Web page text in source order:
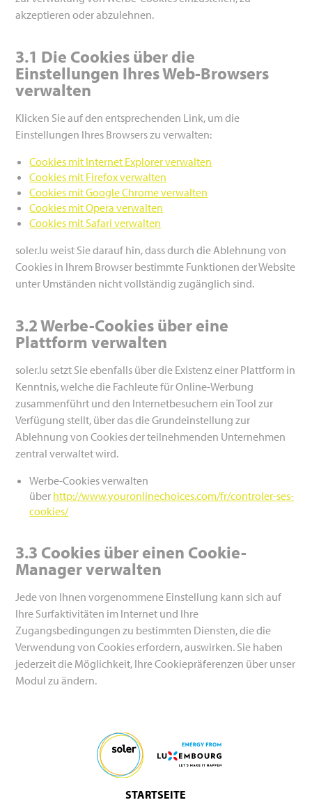
akzeptieren oder abzulehnen.
3.1 Die Cookies über die
Einstellungen Ihres Web-Browsers
verwalten
Klicken Sie auf den entsprechenden Link, um die
Einstellungen Ihres Browsers zu verwalten:
Cookies mit Internet Explorer verwalten
Cookies mit Firefox verwalten
Cookies mit Google Chrome verwalten
Cookies mit Opera verwalten
Cookies mit Safari verwalten
soler.lu weist Sie darauf hin, dass durch die Ablehnung von
Cookies in Ihrem Browser bestimmte Funktionen der Website
unter Umständen nicht vollständig zugänglich sind.
3.2Werbe-Cookies über eine
Plattform verwalten
soler.lu setzt Sie ebenfalls über die Existenz einer Plattform in
Kenntnis, welche die Fachleute für Online-Werbung
zusammenführt und den Internetbesuchern ein Tool zur
Verfügung stellt, über das die Grundeinstellung zur
Ablehnung von Cookies der teilnehmenden Unternehmen
zentral verwaltet wird.
Werbe-Cookies verwalten
über http://www.youronlinechoices.com/fr/controler-ses-
cookies/
3.3 Cookies über einen Cookie-
Manager verwalten
Jede von Ihnen vorgenommene Einstellung kann sich auf
Ihre Surfaktivitäten im Internet und Ihre
Zugangsbedingungen zu bestimmten Diensten, die die
Verwendung vonCookieserfordern, auswirken. Sie haben
jederzeit die Möglichkeit, Ihre Cookiepräferenzen über unser
Modul zu ändern.
STARTSEITE